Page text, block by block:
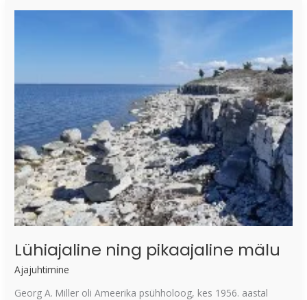
Lühiajaline ning pikaajaline mälu
Ajajuhtimine
Georg A. Miller oli Ameerika psühholoog, kes 1956. aastal